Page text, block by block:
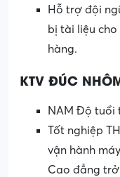
Hỗ trợ đội
bị tài liệu
hàng.
KTV ĐÚC
NAM Độ tuổi
Tốt nghiệp
vận hành
Cao đẳng